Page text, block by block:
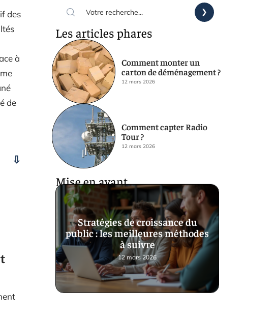
des
à
de
Les articles phares
Comment monter un
carton de déménagement ?
12 mars 2026
Comment capter Radio
Tour ?
12 mars 2026
Mise en avant
Stratégies de croissance du
public : les meilleures méthodes
à suivre
12 mars 2026